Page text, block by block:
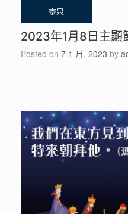
2023年1月8日主顯
Posted on 7 1 月, 2023 by